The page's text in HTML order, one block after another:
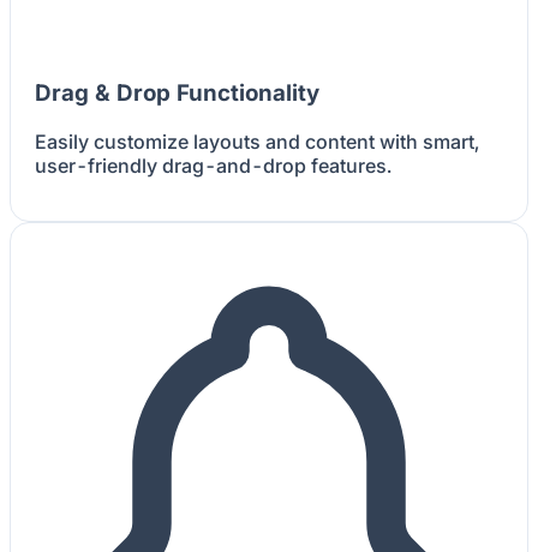
Drag & Drop Functionality
Easily customize layouts and content with smart,
user-friendly drag-and-drop features.